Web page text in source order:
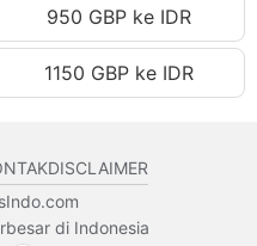
Rp2,177,066.07 IDR
Rp2,177,307.00 IDR
Rp2,177,547.94 IDR
Rp2,178,029.80 IDR
Rp2,178,270.73 IDR
950 GBP ke IDR
1150 GBP ke IDR
DISCLAIMER
di Indonesia